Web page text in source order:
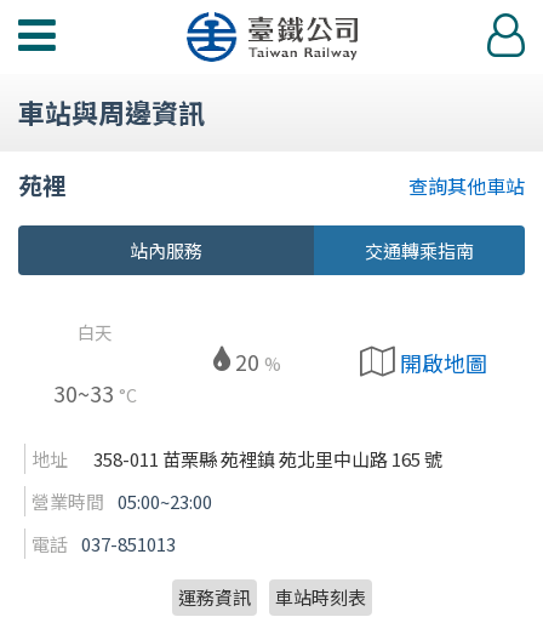
功
選
登
入
車站與周邊資訊
苑裡 查詢其他車站
站內服務 交通轉乘指南
白天
30~33 °C
20 % 開啟地圖
地址
358-011 苗栗縣 苑裡鎮 苑北里中山路 165 號
營業時間 05:00~23:00
電話 037-851013
運務資訊 車站時刻表